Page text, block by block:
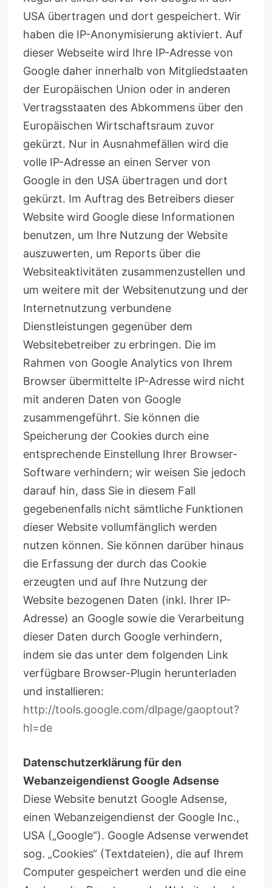
USA übertragen und dort gespeichert. Wir
haben die IP-Anonymisierung aktiviert. Auf
dieser Webseite wird Ihre IP-Adresse von
Google daher innerhalb von Mitgliedstaaten
der Europäischen Union oder in anderen
Vertragsstaaten des Abkommens über den
Europäischen Wirtschaftsraum zuvor
gekürzt. Nur in Ausnahmefällen wird die
volle IP-Adresse an einen Server von
Google in den USA übertragen und dort
gekürzt. Im Auftrag des Betreibers dieser
Website wird Google diese Informationen
benutzen, um Ihre Nutzung der Website
auszuwerten, um Reports über die
Websiteaktivitäten zusammenzustellen und
um weitere mit der Websitenutzung und der
Internetnutzung verbundene
Dienstleistungen gegenüber dem
Websitebetreiber zu erbringen. Die im
Rahmen von Google Analytics von Ihrem
Browser übermittelte IP-Adresse wird nicht
mit anderen Daten von Google
zusammengeführt. Sie können die
Speicherung der Cookies durch eine
entsprechende Einstellung Ihrer Browser-
Software verhindern; wir weisen Sie jedoch
darauf hin, dass Sie in diesem Fall
gegebenenfalls nicht sämtliche Funktionen
dieser Website vollumfänglich werden
nutzen können. Sie können darüber hinaus
die Erfassung der durch das Cookie
erzeugten und auf Ihre Nutzung der
Website bezogenen Daten (inkl. Ihrer IP-
Adresse) an Google sowie die Verarbeitung
dieser Daten durch Google verhindern,
indem sie das unter dem folgenden Link
verfügbare Browser-Plugin herunterladen
und installieren:
http://tools.google.com/dlpage/gaoptout?
hl=de
Datenschutzerklärung für den
Webanzeigendienst Google Adsense
Diese Website benutzt Google Adsense,
einen Webanzeigendienst der Google Inc.,
USA („Google“). Google Adsense verwendet
sog. „Cookies“ (Textdateien), die auf Ihrem
Computer gespeichert werden und die eine